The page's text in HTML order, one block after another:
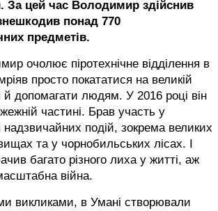
За цей час Володимир здійснив
понад 770
предметів.
очолює піротехнічне відділення в
просто покататися на великій
й допомагати людям. У 2016 році він
частині. Брав участь у
надзвичайних подій, зокрема великих
та у чорнобильських лісах. І
багато різного лиха у житті, аж
війна.
викликами, в Умані створювали